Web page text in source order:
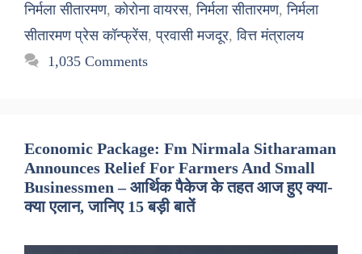
निर्मला सीतारमण,कोरोना वायरस,निर्मला सीतारमण,निर्मला
सीतारमण प्रेस कॉन्फ्रेंस,प्रवासी मजदूर,वित्त मंत्रालय
1,035 Comments
Economic Package: Fm Nirmala Sitharaman
Announces Relief For Farmers And Small
Businessmen – आर्थिक पैकेज के तहत आज हुए क्या-
क्या एलान, जानिए 15 बड़ी बातें